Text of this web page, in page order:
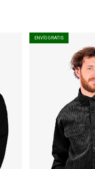
ENVÍO GRATIS